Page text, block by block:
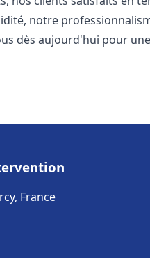
notre
dès aujourd'hui pour
France